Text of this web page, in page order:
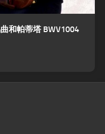
和帕蒂塔 BWV1004